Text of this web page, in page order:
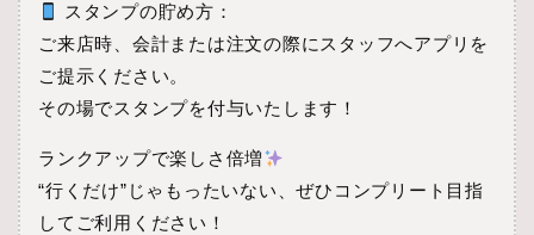
スタンプの貯め方：
ご来店時、会計または注文の際にスタッフへアプリを
ご提示ください。
その場でスタンプを付与いたします！
ランクアップで楽しさ倍増
“行くだけ”じゃもったいない、ぜひコンプリート目指
してご利用ください！